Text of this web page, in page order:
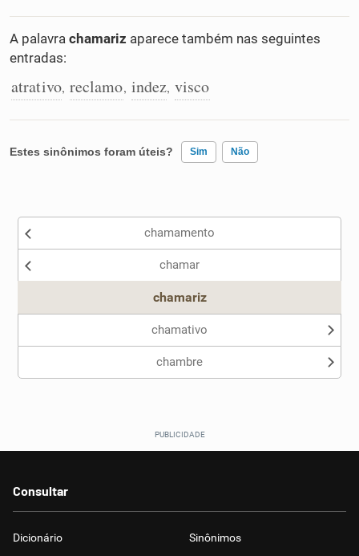
Cata-letras
Caça-palavras
A palavra chamariz aparece também nas seguintes
entradas:
atrativo, reclamo, indez, visco
Estes sinônimos foram úteis? Sim Não
Nenhum dos sinônimos apresentados me ajudou
chamamento
chamar
chamariz
chamativo
chambre
Consultar
Dicionário Sinônimos